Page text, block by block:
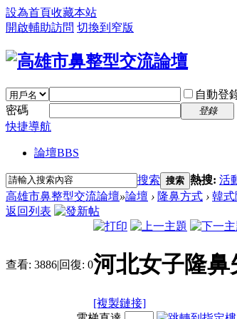
設為首頁收藏本站
開啟輔助訪問 切換到窄版
自動登
密碼
登錄
快捷導航
論壇BBS
搜索 搜索 熱搜: 活
高雄市鼻整型交流論壇»論壇 › 隆鼻方式 › 韓
返回列表
查看: 3886|回復: 0河北女子隆鼻
[複製鏈接]